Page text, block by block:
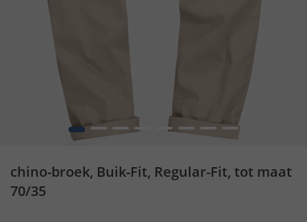
1 2 3 4 6 7 8
chino-broek, Buik-Fit, Regular-Fit, tot maat
70/35